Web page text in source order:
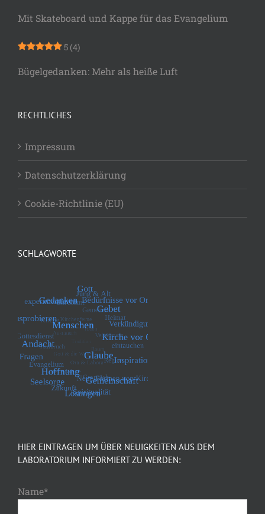
Mit Skateboard und Kappe für das Evangelium
5 (4)
Bügelgedanken: Mehr als heiße Luft
RECHTLICHES
Impressum
Datenschutzerklärung
Cookie-Richtlinie (EU)
SCHLAGWORTE
HIER EINTRAGEN UM ÜBER NEUIGKEITEN AUS DEM
LABORATORIUM INFORMIERT ZU WERDEN:
Name*